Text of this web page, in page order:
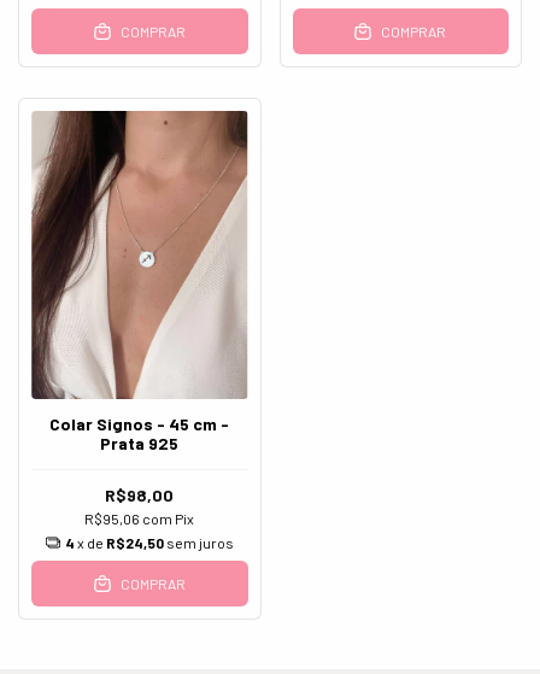
COMPRAR COMPRAR
Colar Signos - 45 cm -
Prata 925
R$98,00
R$95,06 com Pix
4 x de R$24,50 sem juros
COMPRAR